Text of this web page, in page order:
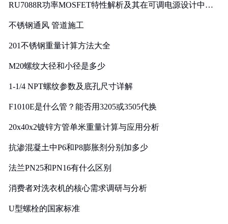
RU7088R功率MOSFET特性解析及其在可调电源设计中的
不锈钢通风 管道施工
201不锈钢重量计算方法大全
M20螺纹大径和小径是多少
1-1/4 NPT螺纹参数及底孔尺寸详解
F1010E是什么管？能否用3205或3505代换
20x40x2镀锌方管单米重量计算与应用分析
抗渗混凝土中P6和P8膨胀剂分别加多少
法兰PN25和PN16有什么区别
消费者对洗衣机的核心需求调研与分析
U型螺栓的国家标准